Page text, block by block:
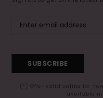
SUBSCRIBE
(*) Offer valid online for
available in